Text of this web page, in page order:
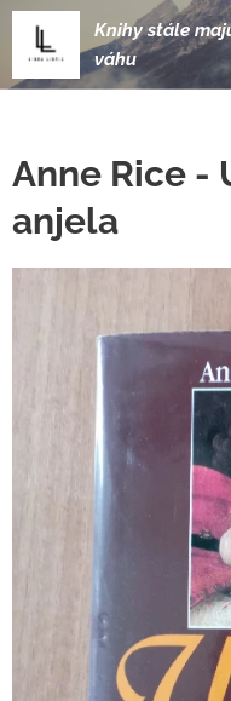
Knihy stále
váhu
Anne Rice -
anjela